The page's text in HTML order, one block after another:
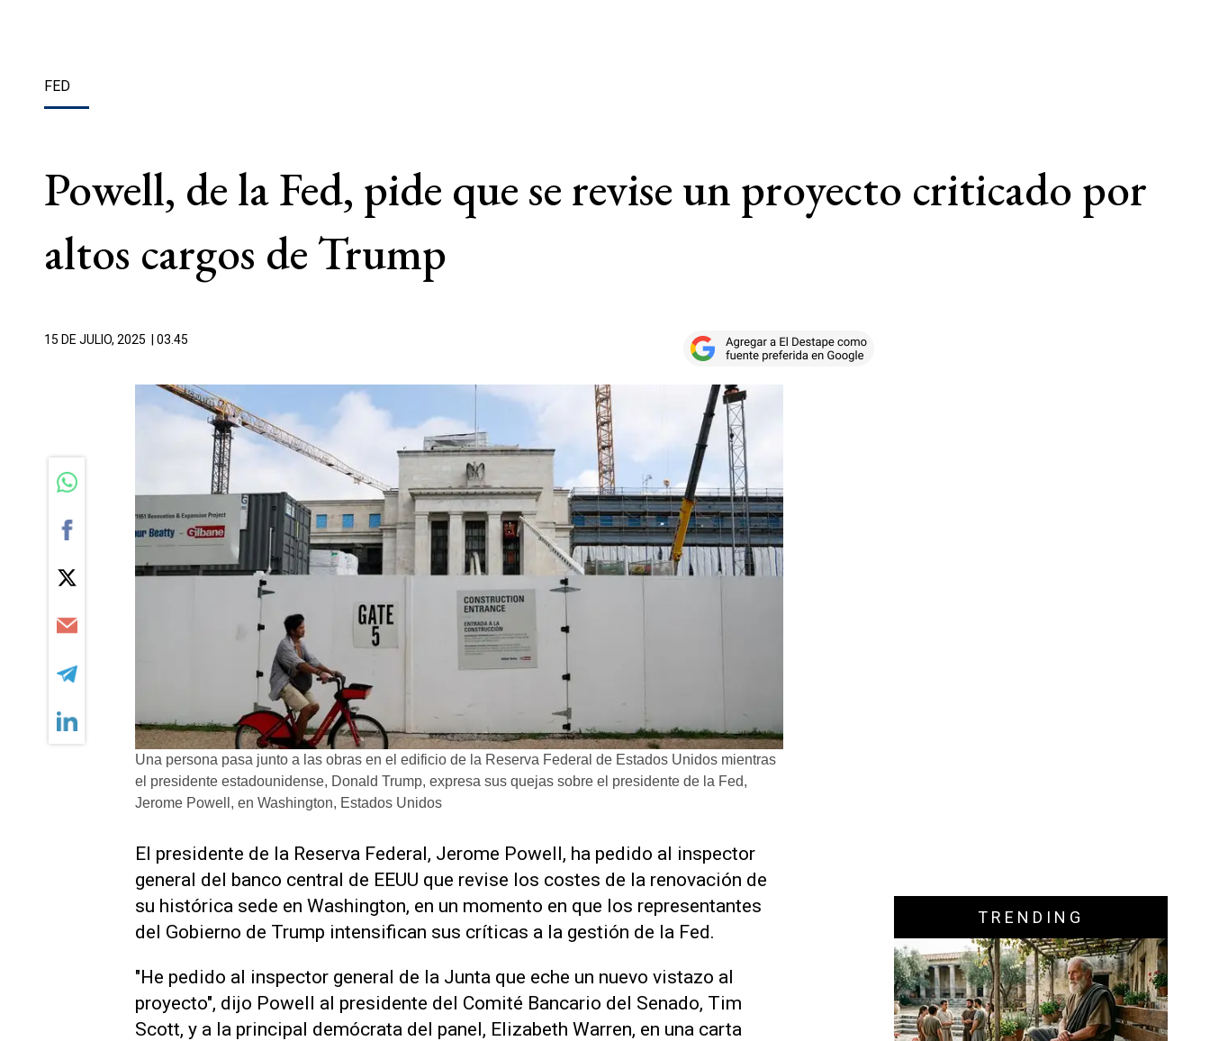
FED
Powell, de la Fed, pide que se revise un proyecto criticado por
altos cargos de Trump
15 DE JULIO, 2025 | 03.45
Una persona pasa junto a las obras en el edificio de la Reserva Federal de Estados Unidos mientras
el presidente estadounidense, Donald Trump, expresa sus quejas sobre el presidente de la Fed,
Jerome Powell, en Washington, Estados Unidos
El presidente de la Reserva Federal, Jerome Powell, ha pedido al inspector
general del banco central de EEUU que revise los costes de la renovación de
su histórica sede en Washington, en un momento en que los representantes
del Gobierno de Trump intensifican sus críticas a la gestión de la Fed.
"He pedido al inspector general de la Junta que eche un nuevo vistazo al
proyecto", dijo Powell al presidente del Comité Bancario del Senado, Tim
Scott, y a la principal demócrata del panel, Elizabeth Warren, en una carta
TRENDING